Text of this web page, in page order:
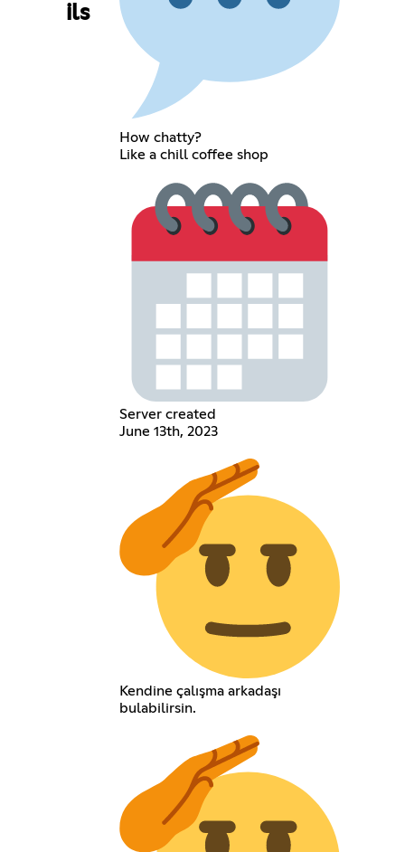
ils
How chatty?
Like a chill coffee shop
Server created
June 13th, 2023
Kendine çalışma arkadaşı
bulabilirsin.